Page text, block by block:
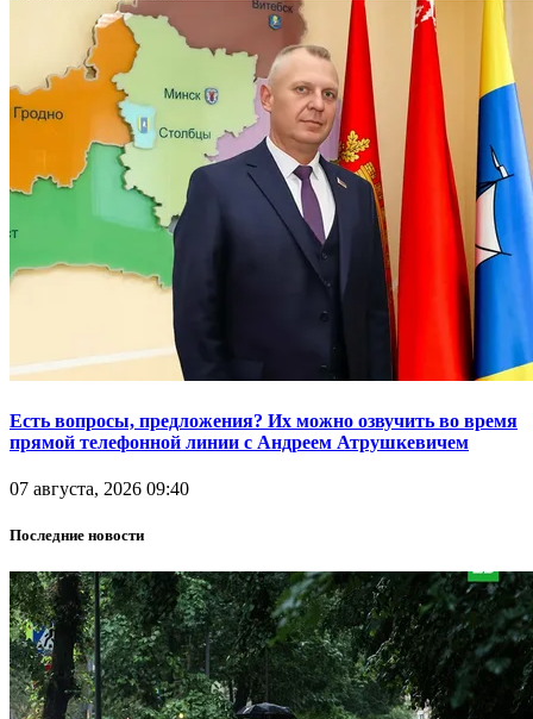
Есть вопросы, предложения? Их можно озвучить во время
прямой телефонной линии с Андреем Атрушкевичем
07 августа, 2026 09:40
Последние новости